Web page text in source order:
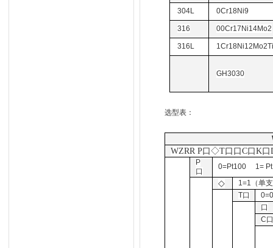
304L 0Cr18Ni9
316 00Cr17Ni14Mo2
316L
GH3030
选型表：
WZRR P口◇T口口C口K
P
口
0=Pt100 1=
◇
1=1（单
T口
口
C